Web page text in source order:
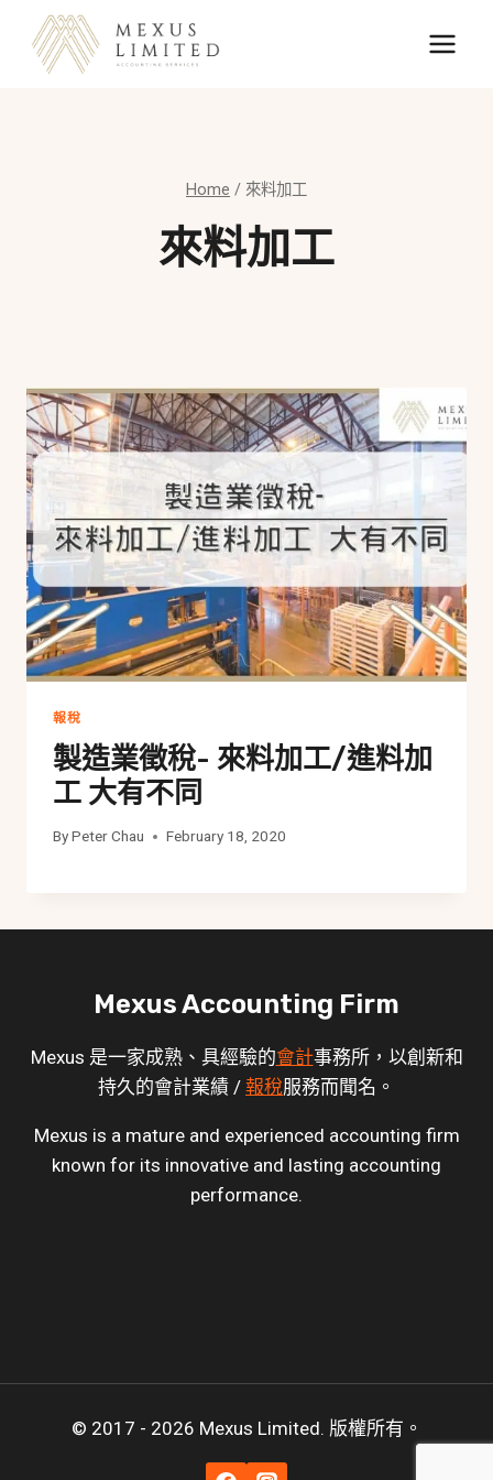
content
Home / 來料加工
來料加工
報稅
製造業徵稅- 來料加工/進料加
工 大有不同
ByPeter Chau February 18, 2020
Mexus Accounting Firm
Mexus 是一家成熟、具經驗的會計事務所，以創新和
持久的會計業績 / 報稅服務而聞名。
Mexus is a mature and experienced accounting firm
known for its innovative and lasting accounting
performance.
© 2017 - 2026 Mexus Limited. 版權所有。